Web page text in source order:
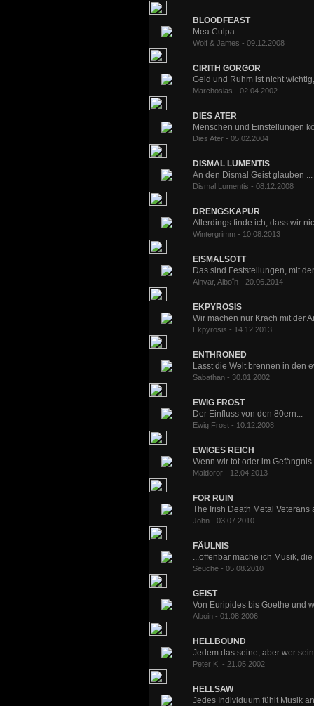
BLOODFEAST
Mea Culpa ...
Wolf & James - 09.12.2008
CIRITH GORGOR
Geld und Ruhm ist nicht
Marchosias - 02.04.2002
DIES ATER
Menschen und Einstellungen
Dies Ater - 05.02.2004
DISMAL LUMENTIS
An den Dismal Geist glauben ...
Dismal Lumentis - 08.12.2008
DRENGSKAPUR
Allerdings finde ich, dass wir
Wintergrimm - 10.08.2013
EISMALSOTT
Das sind Feststellungen, mit
Ainvar, Alboîn - 20.06.2014
EKPYROSIS
Wir machen nur Krach mit der
Ekpyrosis - 14.12.2013
ENTHRONED
Lasst die Welt brennen in den
Sabathan - 30.01.2002
EWIG FROST
Der Einfluss von den 80ern...
Ewig Frost - 10.12.2008
EWIGES REICH
Wenn wir tot oder im
Maldoror - 12.04.2013
FOR RUIN
The Irish Death Metal Veterans
John - 03.07.2010
FÄULNIS
...offenbar mache ich Musik,
Seuche - 05.08.2010
GEIST
Von Euripides bis Goethe und
Alboin - 01.08.2006
HELLBOUND
Jedem das seine, aber wer
Peter K. - 21.05.2002
HELLSAW
Jedes Individuum fühlt Musik